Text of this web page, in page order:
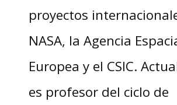
proyectos
NASA, la Agencia
Europea y el CSIC.
es profesor del ciclo de